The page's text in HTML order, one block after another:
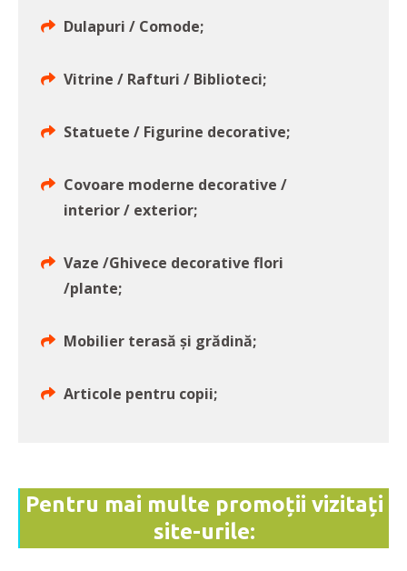
Dulapuri / Comode;
Vitrine / Rafturi / Biblioteci;
Statuete / Figurine decorative;
Covoare moderne decorative /
interior / exterior;
Vaze /Ghivece decorative flori
/plante;
Mobilier terasă și grădină;
Articole pentru copii;
Pentru mai multe promoții vizitați
site-urile: